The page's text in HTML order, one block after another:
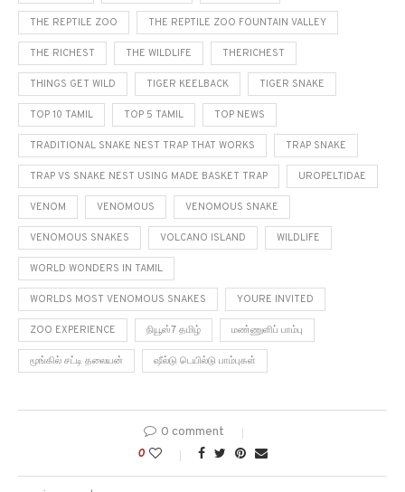
THE REPTILE ZOO THE REPTILE ZOO FOUNTAIN VALLEY
THE RICHEST THE WILDLIFE THERICHEST
THINGS GET WILD TIGER KEELBACK TIGER SNAKE
TOP 10 TAMIL TOP 5 TAMIL TOP NEWS
TRADITIONAL SNAKE NEST TRAP THAT WORKS TRAP SNAKE
TRAP VS SNAKE NEST USING MADE BASKET TRAP UROPELTIDAE
VENOM VENOMOUS VENOMOUS SNAKE
VENOMOUS SNAKES VOLCANO ISLAND WILDLIFE
WORLD WONDERS IN TAMIL
WORLDS MOST VENOMOUS SNAKES YOURE INVITED
ZOO EXPERIENCE நியூஸ்7 தமிழ் மண்ணுளிப் பாம்பு
மூங்கில் சட்டி தலையன் ஷீல்டு டெயில்டு பாம்புகள்
0 comment
0